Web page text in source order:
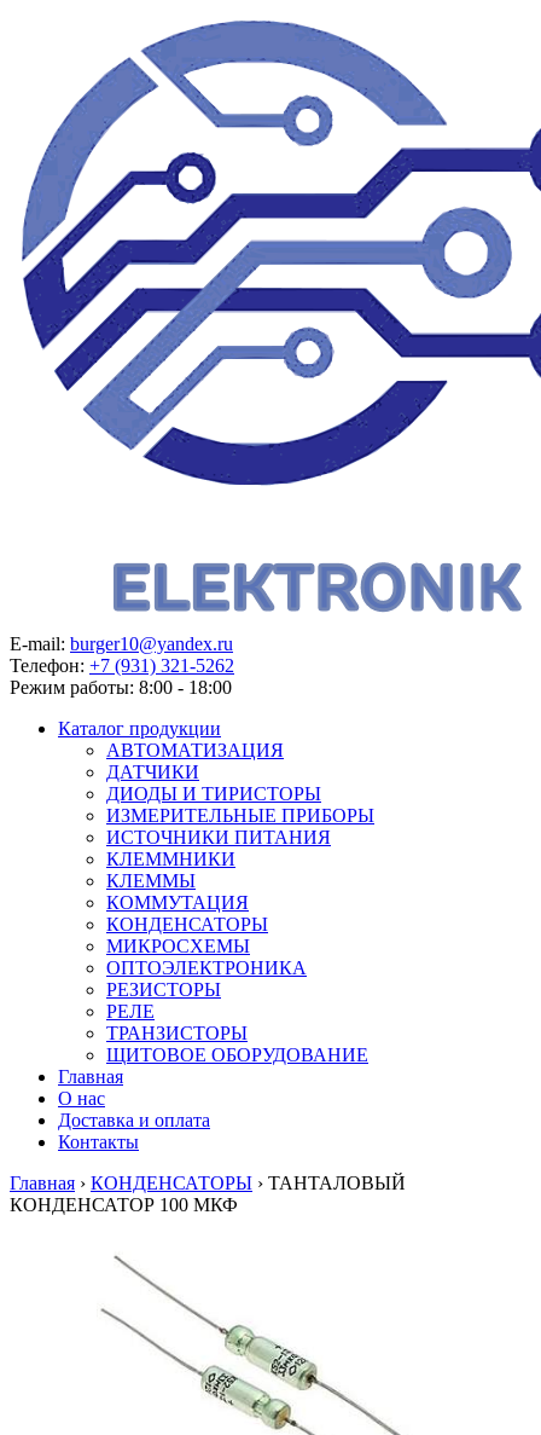
E-mail: burger10@yandex.ru
Телефон: +7 (931) 321-5262
Режим работы: 8:00 - 18:00
Каталог продукции
АВТОМАТИЗАЦИЯ
ДАТЧИКИ
ДИОДЫ И ТИРИСТОРЫ
ИЗМЕРИТЕЛЬНЫЕ ПРИБОРЫ
ИСТОЧНИКИ ПИТАНИЯ
КЛЕММНИКИ
КЛЕММЫ
КОММУТАЦИЯ
КОНДЕНСАТОРЫ
МИКРОСХЕМЫ
ОПТОЭЛЕКТРОНИКА
РЕЗИСТОРЫ
РЕЛЕ
ТРАНЗИСТОРЫ
ЩИТОВОЕ ОБОРУДОВАНИЕ
Главная
О нас
Доставка и оплата
Контакты
Главная › КОНДЕНСАТОРЫ › ТАНТАЛОВЫЙ
КОНДЕНСАТОР 100 МКФ